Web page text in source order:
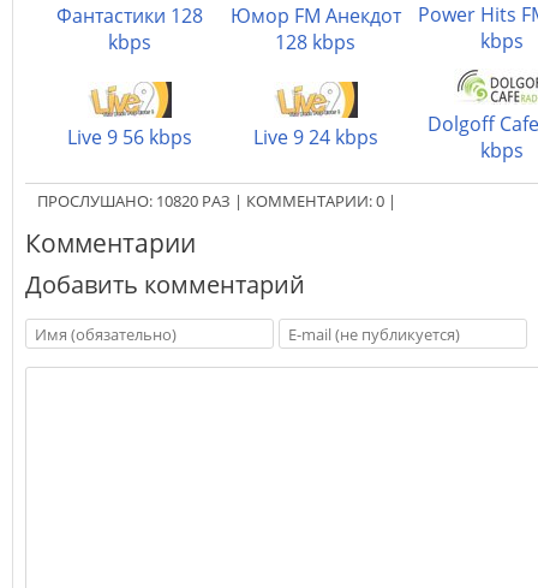
Фантастики 128
kbps
Юмор FM Анекдот
128 kbps
Power Hits
kbps
Live 9 56 kbps Live 9 24 kbps
Dolgoff
kbps
ПРОСЛУШАНО: 10820 РАЗ | КОММЕНТАРИИ:0 |
Комментарии
Добавить комментарий